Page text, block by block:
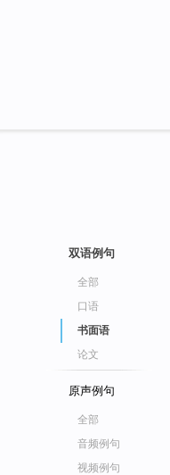
双语例句
全部
口语
书面语
论文
原声例句
全部
音频例句
视频例句